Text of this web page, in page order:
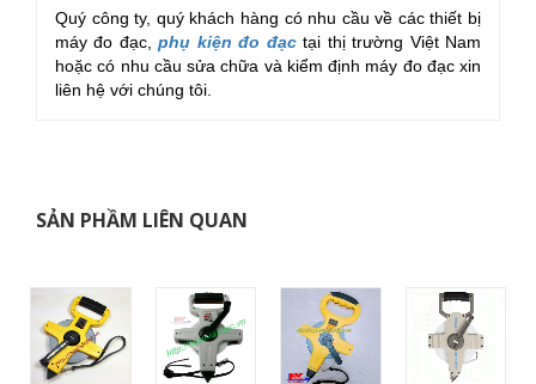
Quý công ty, quý khách hàng có nhu cầu về các thiết bị
máy đo đạc, phụ kiện đo đạctại thị trường Việt Nam
hoặc có nhu cầu sửa chữa và kiểm định máy đo đạc xin
liên hệ với chúng tôi.
SẢN PHẦM LIÊN QUAN